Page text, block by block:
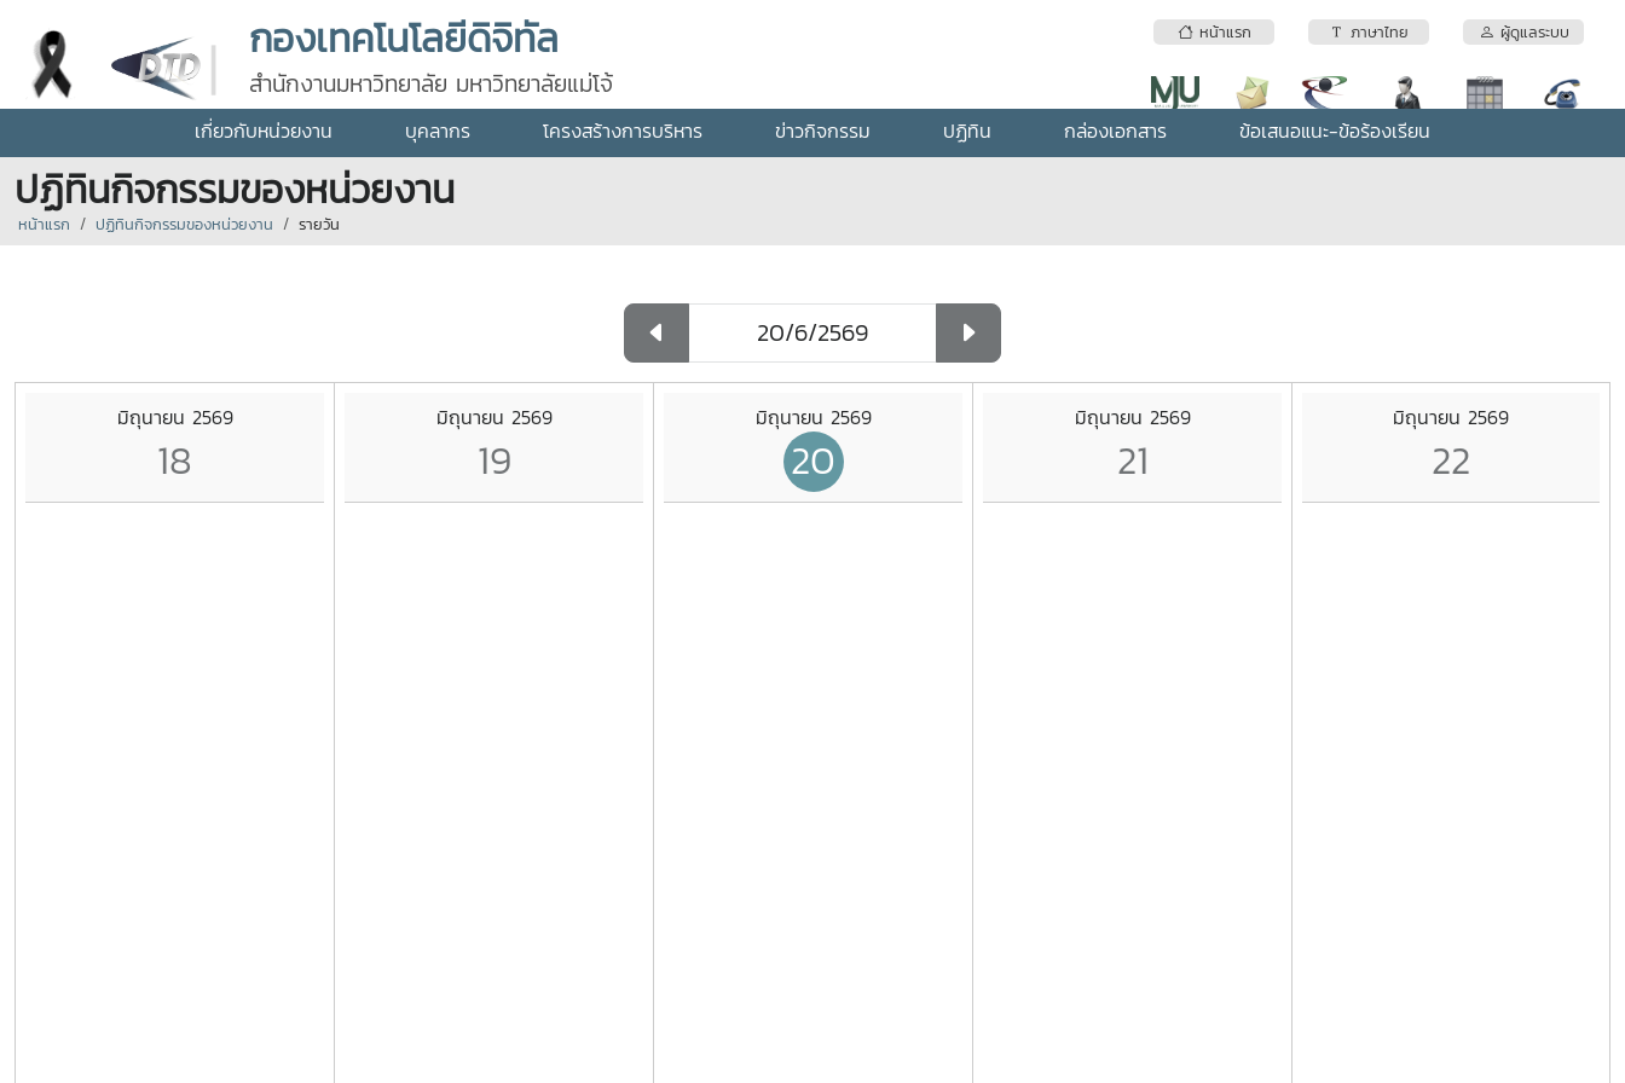
หน้าแรก ภาษาไทย ผู้ดูแลระบบ
กองเทคโนโลยีดิจิทัล
สำนักงานมหาวิทยาลัย มหาวิทยาลัยแม่โจ้
เกี่ยวกับหน่วยงาน บุคลากร โครงสร้างการบริหาร ข่าวกิจกรรม ปฏิทิน กล่องเอกสาร ข้อเสนอแนะ-ข้อร้องเรียน
ปฏิทินกิจกรรมของหน่วยงาน
หน้าแรก ปฏิทินกิจกรรมของหน่วยงาน รายวัน
มิถุนายน 2569
18
มิถุนายน 2569
19
มิถุนายน 2569
20
มิถุนายน 2569
21
มิถุนายน 2569
22